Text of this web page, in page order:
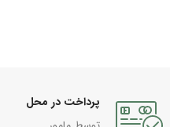
پرداخت در محل